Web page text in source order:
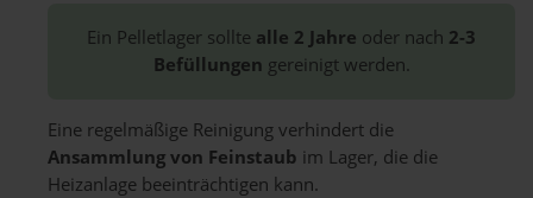
Ein Pelletlager sollte alle 2 Jahre oder nach 2-3
Befüllungen gereinigt werden.
Eine regelmäßige Reinigung verhindert die
Ansammlung von Feinstaub im Lager, die die
Heizanlage beeinträchtigen kann.